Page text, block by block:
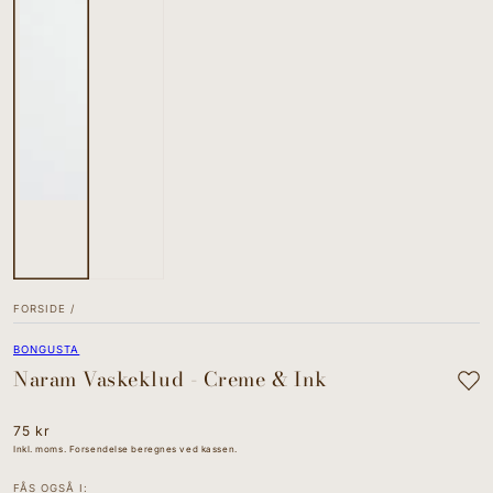
FORSIDE /
BONGUSTA
Naram Vaskeklud - Creme & Ink
Normal
pris
75 kr
Inkl. moms. Forsendelse beregnes ved kassen.
FÅS OGSÅ I: